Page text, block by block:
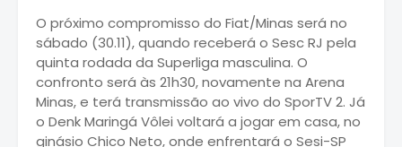
O próximo compromisso do Fiat/Minas será no
sábado (30.11), quando receberá o Sesc RJ pela
quinta rodada da Superliga masculina. O
confronto será às 21h30, novamente na Arena
Minas, e terá transmissão ao vivo do SporTV 2. Já
o Denk Maringá Vôlei voltará a jogar em casa, no
ginásio Chico Neto, onde enfrentará o Sesi-SP